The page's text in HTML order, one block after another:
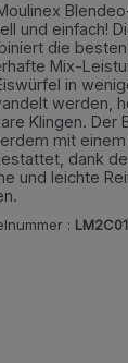
und einfach!
die
Mix-
in
werden,
Klingen. Der
mit
dank
und leichte
: